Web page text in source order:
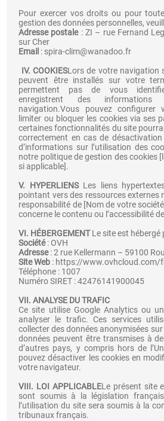
Pour exercer vos droits ou pour
gestion des données personnelles,
Adresse postale: ZI – rue Fernand
sur Cher
Email : spira-clim@wanadoo.fr
IV. COOKIESLors de votre navigation
peuvent être installés sur votre
permettent pas de vous
enregistrent des
navigation.Vous pouvez configurer
limiter ou bloquer les cookies via ses
certaines fonctionnalités du site
correctement en cas de
d’informations sur l’utilisation des
notre politique de gestion des cookies
si applicable].
V. HYPERLIENSLes liens
pointant vers des ressources externes
responsabilité de [Nom de votre
concerne le contenu ou l’accessibilité
VI. HÉBERGEMENTLe site est hébergé
Société: OVH
Adresse: 2 rue Kellermann – 59100
Site Web : https://www.ovhcloud.com/
Téléphone : 1007
Numéro SIRET : 42476141900045
VII. ANALYSE DU TRAFIC
Ce site utilise Google Analytics ou
analyser le trafic. Ces services
collecter des données anonymisées
données peuvent être transmises à
d’autres pays, y compris hors de
pouvez désactiver les cookies en
votre navigateur.
VIII. LOI APPLICABLELe présent site
sont soumis à la législation
l’utilisation du site sera soumis à la
tribunaux français.